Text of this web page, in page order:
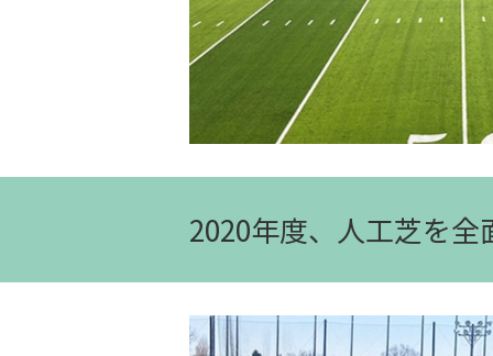
2020年度、人工芝を全